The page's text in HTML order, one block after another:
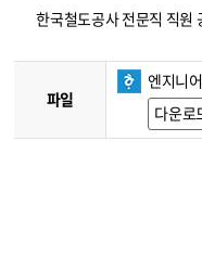
한국철도공사 전문직 직원
파일
엔지니
다운로